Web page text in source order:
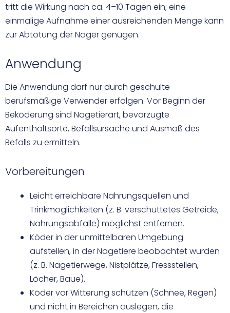
tritt die Wirkung nach ca. 4–10 Tagen ein; eine
einmalige Aufnahme einer ausreichenden Menge kann
zur Abtötung der Nager genügen.
Anwendung
Die Anwendung darf nur durch geschulte
berufsmäßige Verwender erfolgen. Vor Beginn der
Beköderung sind Nagetierart, bevorzugte
Aufenthaltsorte, Befallsursache und Ausmaß des
Befalls zu ermitteln.
Vorbereitungen
Leicht erreichbare Nahrungsquellen und
Trinkmöglichkeiten (z. B. verschüttetes Getreide,
Nahrungsabfälle) möglichst entfernen.
Köder in der unmittelbaren Umgebung
aufstellen, in der Nagetiere beobachtet wurden
(z. B. Nagetierwege, Nistplätze, Fressstellen,
Löcher, Baue).
Köder vor Witterung schützen (Schnee, Regen)
und nicht in Bereichen auslegen, die